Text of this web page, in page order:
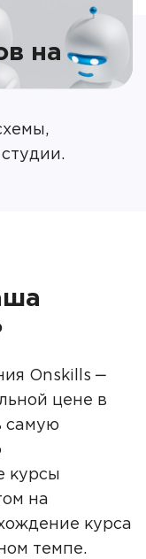
на
Onskills ‒
цене в
самую
курсы
на
курса
темпе.